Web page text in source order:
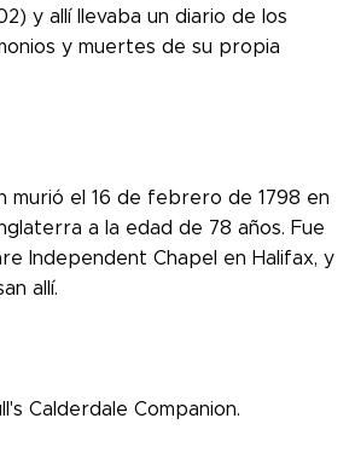
y allí llevaba un diario de los
y muertes de su propia
murió el 16 de febrero de 1798 en
a la edad de 78 años. Fue
Independent Chapel en Halifax, y
allí.
Calderdale Companion.